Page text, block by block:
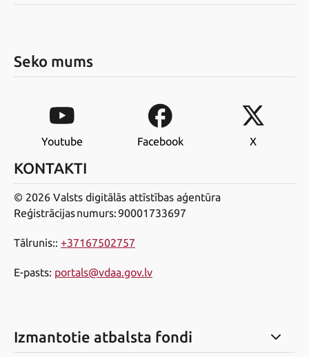
Seko mums
Youtube Facebook X
KONTAKTI
© 2026 Valsts digitālās attīstības aģentūra
Reģistrācijas numurs: 90001733697
Tālrunis:: +37167502757
E-pasts: portals@vdaa.gov.lv
Izmantotie atbalsta fondi